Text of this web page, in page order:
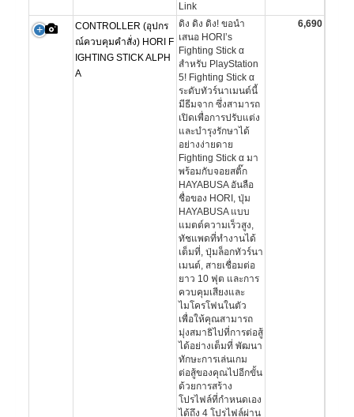
Link
CONTROLLER (อุปกร
ณ์ควบคุมคำสั่ง) HORI F
IGHTING STICK ALPH
A
ดิง ดิง ดิง! ขอนำ
เสนอ HORI’s
Fighting Stick α
สำหรับ PlayStation
5! Fighting Stick α
ระดับทัวร์นาเมนต์นี้
มีธีมจาก ซึ่งสามารถ
เปิดเพื่อการปรับแต่ง
และบำรุงรักษาได้
อย่างง่ายดาย
Fighting Stick α มา
พร้อมกับจอยสติ๊ก
HAYABUSA อันลือ
ชื่อของ HORI, ปุ่ม
HAYABUSA แบบ
แมตต์ความเร็วสูง,
ทัชแพดที่ทำงานได้
เต็มที่, ปุ่มล็อกทัวร์นา
เมนต์, สายเชื่อมต่อ
ยาว 10 ฟุต และการ
ควบคุมเสียงและ
ไมโครโฟนในตัว
เพื่อให้คุณสามารถ
มุ่งสมาธิไปที่การต่อสู้
ได้อย่างเต็มที่ พัฒนา
ทักษะการเล่นเกม
ต่อสู้ของคุณไปอีกขั้น
ด้วยการสร้าง
โปรไฟล์ที่กำหนดเอง
ได้ถึง 4 โปรไฟล์ผ่าน
6,690